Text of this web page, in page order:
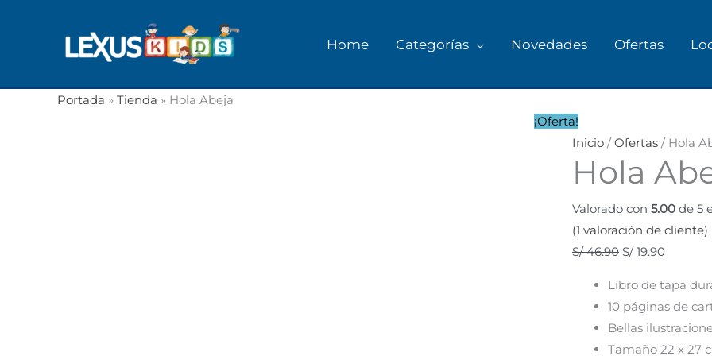
Home Categorías Novedades Ofertas
Portada » Tienda » Hola Abeja
¡Oferta!
Inicio /Ofertas / Hola
Hola
Valorado con 5.00 de 5
(1 valoración de cliente)
S/46.90
original
era:
S/ 46.90.
S/19.90
actual
es:
S/ 19.90.
Libro de tapa
10 páginas de
Bellas
Tamaño 22 x 27